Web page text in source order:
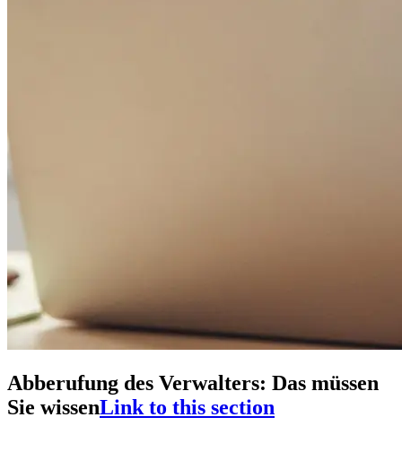
Abberufung des Verwalters: Das müssen
Sie wissenLink to this section